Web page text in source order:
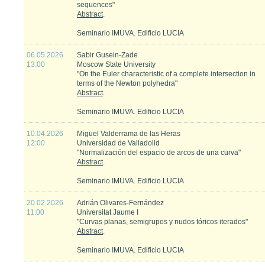
sequences"
Abstract.
Seminario IMUVA. Edificio LUCIA
06.05.2026
13:00
Sabir Gusein-Zade
Moscow State University
"On the Euler characteristic of a complete intersection in
terms of the Newton polyhedra"
Abstract.
Seminario IMUVA. Edificio LUCIA
10.04.2026
12:00
Miguel Valderrama de las Heras
Universidad de Valladolid
"Normalización del espacio de arcos de una curva"
Abstract.
Seminario IMUVA. Edificio LUCIA
20.02.2026
11:00
Adrián Olivares-Fernández
Universitat Jaume I
"Curvas planas, semigrupos y nudos tóricos iterados"
Abstract.
Seminario IMUVA. Edificio LUCIA